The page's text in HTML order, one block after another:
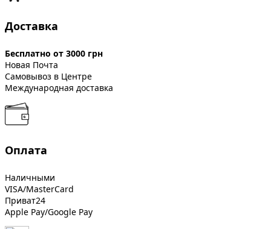
Доставка
Бесплатно от 3000 грн
Новая Почта
Самовывоз в Центре
Международная доставка
Оплата
Наличными
VISA/MasterCard
Приват24
Apple Pay/Google Pay